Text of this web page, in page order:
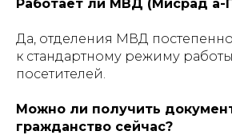
Работает ли МВД (Мисрад а-
Да, отделения МВД
к стандартному режиму
посетителей.
Можно ли получить
гражданство сейчас?